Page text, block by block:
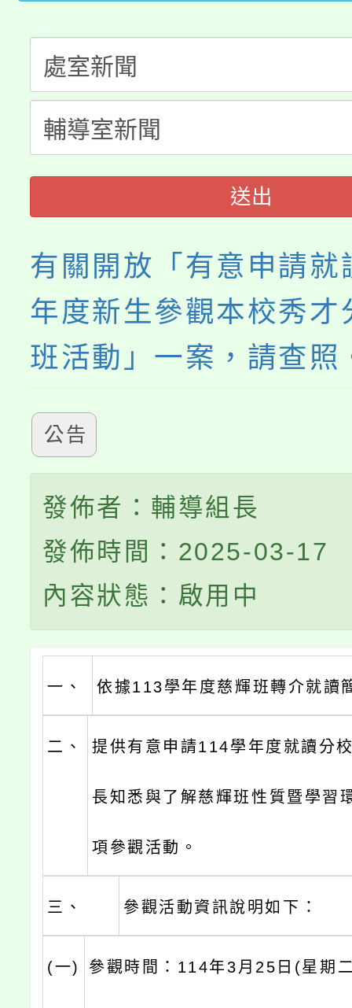
生本土語及新住民語歌
代理(課)教師甄選結果(
公告本校115學年度第
代理(課)教師甄選結果(
轉知中國文化大學推廣
《TA101》溝通分析基
程，歡迎學生輔導中心
系所師生報名參加。
送出
有關開放「有意申請
年度新生參觀本校秀才
班活動」一案，請查照
公告
發佈者：輔導組長
發佈時間：2025-03-17
內容狀態：啟用中
一、 依據113學年度慈輝班轉介就讀
二、 提供有意申請114學年度就讀分
長知悉與了解慈輝班性質暨學習
項參觀活動。
三、 參觀活動資訊說明如下：
(一) 參觀時間：114年3月25日(星期